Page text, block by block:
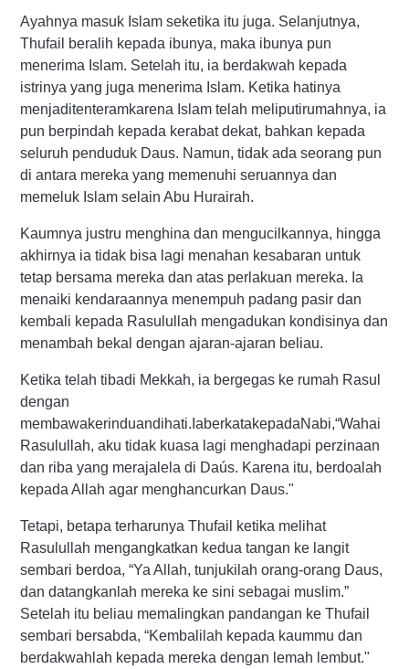
Ayahnya masuk Islam seketika itu juga. Selanjutnya,
Thufail beralih kepada ibunya, maka ibunya pun
menerima Islam. Setelah itu, ia berdakwah kepada
istrinya yang juga menerima Islam. Ketika hatinya
menjaditenteramkarena Islam telah meliputirumahnya, ia
pun berpindah kepada kerabat dekat, bahkan kepada
seluruh penduduk Daus. Namun, tidak ada seorang pun
di antara mereka yang memenuhi seruannya dan
memeluk Islam selain Abu Hurairah.
Kaumnya justru menghina dan mengucilkannya, hingga
akhirnya ia tidak bisa lagi menahan kesabaran untuk
tetap bersama mereka dan atas perlakuan mereka. Ia
menaiki kendaraannya menempuh padang pasir dan
kembali kepada Rasulullah mengadukan kondisinya dan
menambah bekal dengan ajaran-ajaran beliau.
Ketika telah tibadi Mekkah, ia bergegas ke rumah Rasul
dengan
membawakerinduandihati.IaberkatakepadaNabi,“Wahai
Rasulullah, aku tidak kuasa lagi menghadapi perzinaan
dan riba yang merajalela di Daús. Karena itu, berdoalah
kepada Allah agar menghancurkan Daus."
Tetapi, betapa terharunya Thufail ketika melihat
Rasulullah mengangkatkan kedua tangan ke langit
sembari berdoa, “Ya Allah, tunjukilah orang-orang Daus,
dan datangkanlah mereka ke sini sebagai muslim.”
Setelah itu beliau memalingkan pandangan ke Thufail
sembari bersabda, “Kembalilah kepada kaummu dan
berdakwahlah kepada mereka dengan lemah lembut."